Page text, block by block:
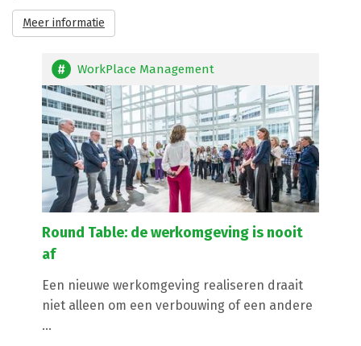
Meer informatie
WorkPlace Management
Round Table: de werkomgeving is nooit
af
Een nieuwe werkomgeving realiseren draait
niet alleen om een verbouwing of een andere
...